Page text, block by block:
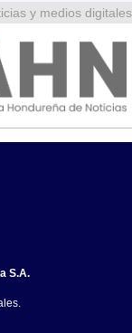
y medios digitales
S.A.